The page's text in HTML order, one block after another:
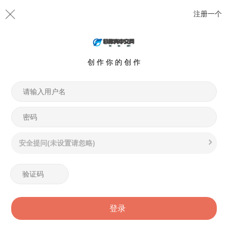
注册一个
创 作 你 的 创 作
安全提问(未设置请忽略)
登录